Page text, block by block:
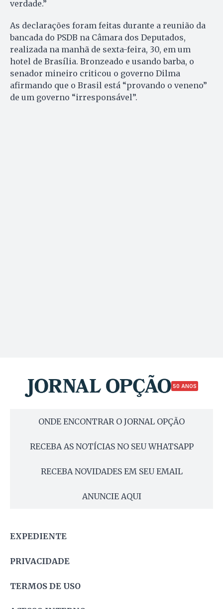
verdade.”
As declarações foram feitas durante a reunião da
bancada do PSDB na Câmara dos Deputados,
realizada na manhã de sexta-feira, 30, em um
hotel de Brasília. Bronzeado e usando barba, o
senador mineiro criticou o governo Dilma
afirmando que o Brasil está “provando o veneno”
de um governo “irresponsável”.
50 ANOS
ONDE ENCONTRAR O JORNAL OPÇÃO
RECEBA AS NOTÍCIAS NO SEU WHATSAPP
RECEBA NOVIDADES EM SEU EMAIL
ANUNCIE AQUI
EXPEDIENTE
PRIVACIDADE
TERMOS DE USO